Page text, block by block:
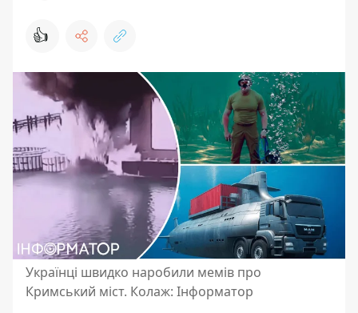
👍
Українці швидко наробили мемів про
Кримський міст. Колаж: Інформатор